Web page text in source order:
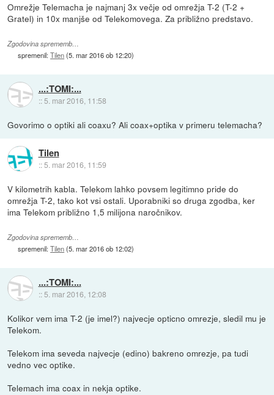
Omrežje Telemacha je najmanj 3x večje od omrežja T-2 (T-2 +
Gratel) in 10x manjše od Telekomovega. Za približno predstavo.
Zgodovina sprememb…
spremenil:Tilen(5. mar 2016 ob 12:20)
...:TOMI:...
:: 5. mar 2016, 11:58
Govorimo o optiki ali coaxu? Ali coax+optika v primeru telemacha?
Tilen
::5. mar 2016, 11:59
V kilometrih kabla. Telekom lahko povsem legitimno pride do
omrežja T-2, tako kot vsi ostali. Uporabniki so druga zgodba, ker
ima Telekom približno 1,5 milijona naročnikov.
Zgodovina sprememb…
spremenil:Tilen(5. mar 2016 ob 12:02)
...:TOMI:...
:: 5. mar 2016, 12:08
Kolikor vem ima T-2 (je imel?) najvecje opticno omrezje, sledil mu je
Telekom.
Telekom ima seveda najvecje (edino) bakreno omrezje, pa tudi
vedno vec optike.
Telemach ima coax in nekja optike.